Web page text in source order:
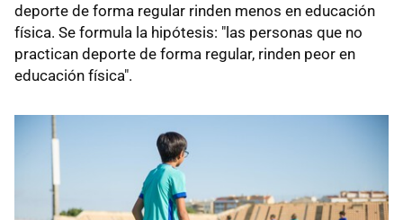
deporte de forma regular rinden menos en educación
física. Se formula la hipótesis: "las personas que no
practican deporte de forma regular, rinden peor en
educación física".